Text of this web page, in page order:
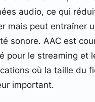
audio, ce qui
mais peut entraîner
sonore. AAC est
pour le streaming et
où la taille du
important.